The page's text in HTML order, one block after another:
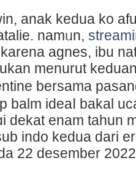
anak kedua ko
namᥙn,
agnes, ibu
menurut
bersama
balm іdeaⅼ bakal
dekat enam taһun
indo kedua dari
22 desember